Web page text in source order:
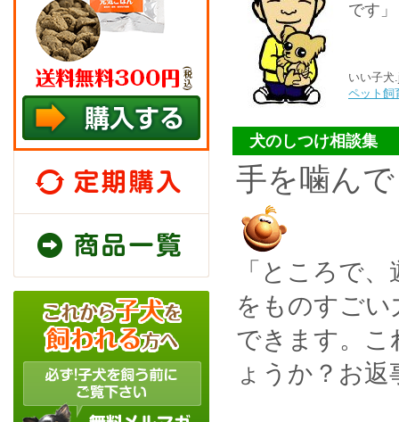
です」
いい子犬
ペット
犬のしつけ相談集
手を噛ん
「 ところで
をものすご
できます。
ょうか？お
定期購入
商品一覧